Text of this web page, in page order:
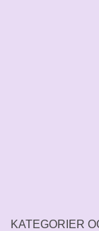
KATEGORIER